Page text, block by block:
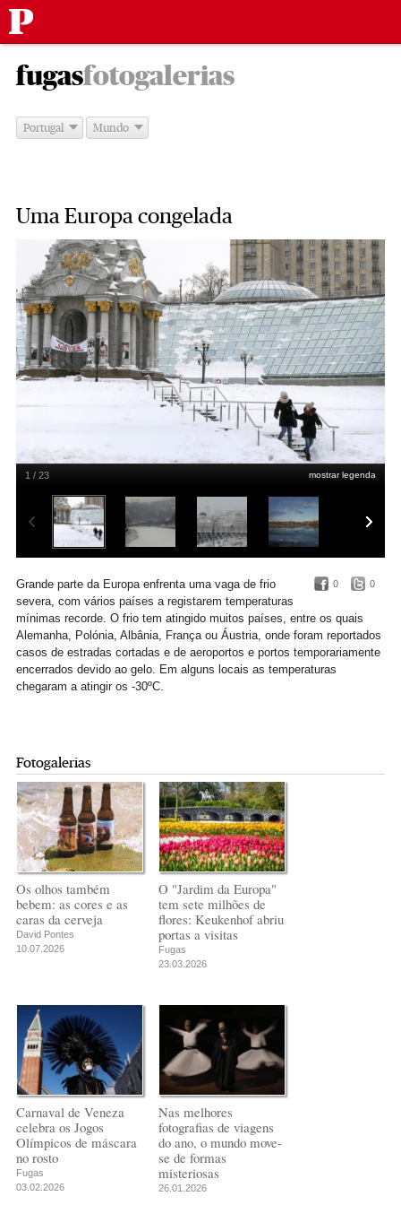
parafugas -
fotogalerias
Portugal Mundo
Uma Europa congelada
mostrar legenda
1 / 23
0 0
Grande parte da Europa enfrenta uma vaga de frio
severa, com vários países a registarem temperaturas
mínimas recorde. O frio tem atingido muitos países, entre os quais
Alemanha, Polónia, Albânia, França ou Áustria, onde foram reportados
casos de estradas cortadas e de aeroportos e portos temporariamente
encerrados devido ao gelo. Em alguns locais as temperaturas
chegaram a atingir os -30ºC.
Fotogalerias
Os olhos também
bebem: as cores e as
caras da cerveja
David Pontes
10.07.2026
O "Jardim da Europa"
tem sete milhões de
flores: Keukenhof abriu
portas a visitas
Fugas
23.03.2026
Carnaval de Veneza
celebra os Jogos
Olímpicos de máscara
no rosto
Fugas
03.02.2026
Nas melhores
fotografias de viagens
do ano, o mundo move-
se de formas
misteriosas
26.01.2026